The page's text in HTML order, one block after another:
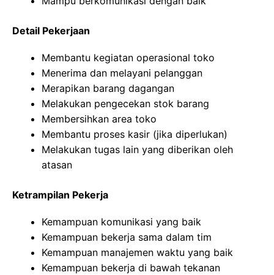
Detail Pekerjaan
Membantu kegiatan operasional toko
Menerima dan melayani pelanggan
Merapikan barang dagangan
Melakukan pengecekan stok barang
Membersihkan area toko
Membantu proses kasir (jika diperlukan)
Melakukan tugas lain yang diberikan oleh
atasan
Ketrampilan Pekerja
Kemampuan komunikasi yang baik
Kemampuan bekerja sama dalam tim
Kemampuan manajemen waktu yang baik
Kemampuan bekerja di bawah tekanan